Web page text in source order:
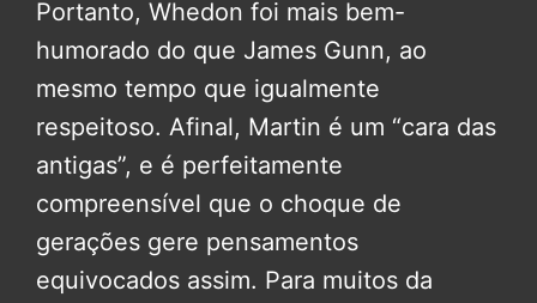
Portanto, Whedon foi mais bem-
humorado do que James Gunn, ao
mesmo tempo que igualmente
respeitoso. Afinal, Martin é um “cara das
antigas”, e é perfeitamente
compreensível que o choque de
gerações gere pensamentos
equivocados assim. Para muitos da